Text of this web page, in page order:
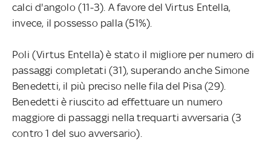
calci d'angolo (11-3). A favore del Virtus Entella,
invece, il possesso palla (51%).
Poli (Virtus Entella) è stato il migliore per numero di
passaggi completati (31), superando anche Simone
Benedetti, il più preciso nelle fila del Pisa (29).
Benedetti è riuscito ad effettuare un numero
maggiore di passaggi nella trequarti avversaria (3
contro 1 del suo avversario).